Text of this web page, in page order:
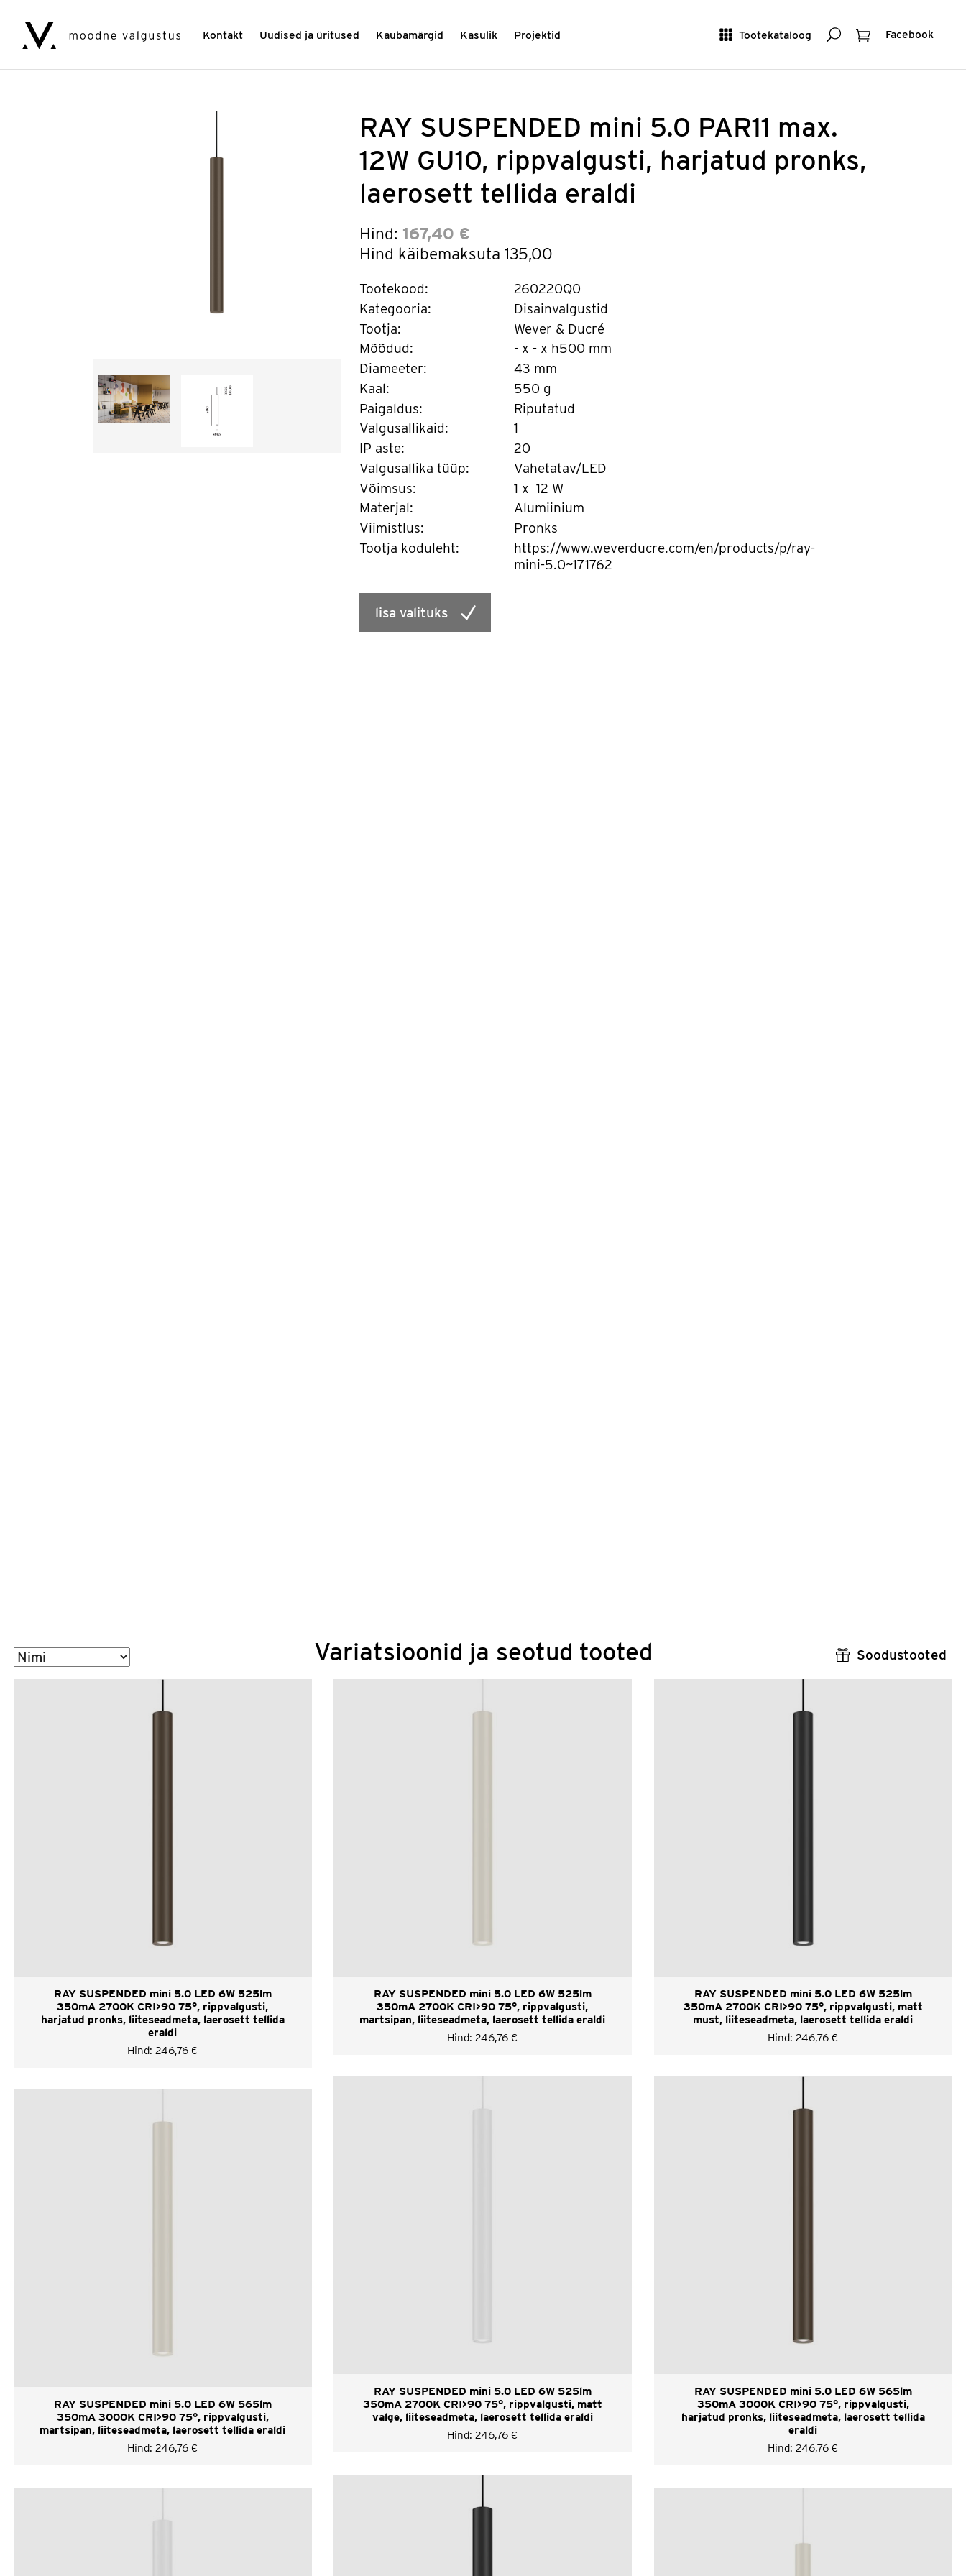
Tootekataloog OtsingOstukorv
Facebook
Kontakt Uudised ja üritused Kaubamärgid Kasulik Projektid
RAY SUSPENDED mini 5.0 PAR11 max.
12W GU10, rippvalgusti, harjatud pronks,
laerosett tellida eraldi
Hind:167,40 €
Hind käibemaksuta 135,00
Tootekood:
260220Q0
Kategooria:
Disainvalgustid
Tootja:
Wever & Ducré
Mõõdud:
- x - x h500 mm
Diameeter:
43 mm
Kaal:
550 g
Paigaldus:
Riputatud
Valgusallikaid:
1
IP aste:
20
Valgusallika tüüp:
Vahetatav/LED
Võimsus:
1 x 12 W
Materjal:
Alumiinium
Viimistlus:
Pronks
Tootja koduleht:
https://www.weverducre.com/en/products/p/ray-
mini-5.0~171762
lisa valituks
Sorteeri Variatsioonid ja seotud tooted Soodustooted
RAY SUSPENDED mini 5.0 LED 6W 525lm
350mA 2700K CRI>90 75°, rippvalgusti,
harjatud pronks, liiteseadmeta, laerosett tellida
eraldi
Hind:246,76 €
RAY SUSPENDED mini 5.0 LED 6W 525lm
350mA 2700K CRI>90 75°, rippvalgusti,
martsipan, liiteseadmeta, laerosett tellida eraldi
Hind:246,76 €
RAY SUSPENDED mini 5.0 LED 6W 525lm
350mA 2700K CRI>90 75°, rippvalgusti, matt
must, liiteseadmeta, laerosett tellida eraldi
Hind:246,76 €
RAY SUSPENDED mini 5.0 LED 6W 525lm
350mA 2700K CRI>90 75°, rippvalgusti, matt
valge, liiteseadmeta, laerosett tellida eraldi
Hind:246,76 €
RAY SUSPENDED mini 5.0 LED 6W 565lm
350mA 3000K CRI>90 75°, rippvalgusti,
harjatud pronks, liiteseadmeta, laerosett tellida
eraldi
Hind:246,76 €
RAY SUSPENDED mini 5.0 LED 6W 565lm
350mA 3000K CRI>90 75°, rippvalgusti,
martsipan, liiteseadmeta, laerosett tellida eraldi
Hind:246,76 €